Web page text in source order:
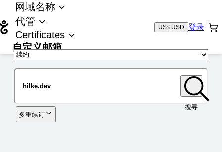
网域名称
代管
Certificates
自定义邮箱
US$ USD 登录
搜寻
多重续订